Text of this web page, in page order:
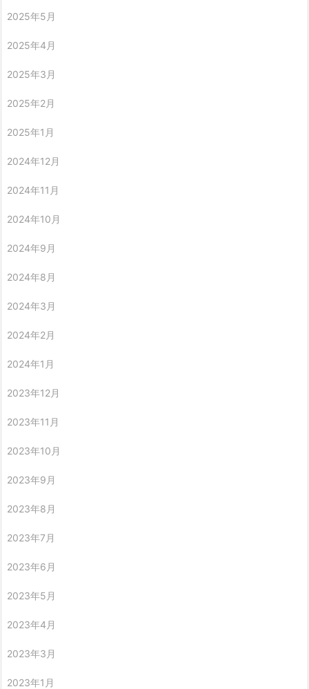
2025年5月
2025年4月
2025年3月
2025年2月
2025年1月
2024年12月
2024年11月
2024年10月
2024年9月
2024年8月
2024年3月
2024年2月
2024年1月
2023年12月
2023年11月
2023年10月
2023年9月
2023年8月
2023年7月
2023年6月
2023年5月
2023年4月
2023年3月
2023年1月